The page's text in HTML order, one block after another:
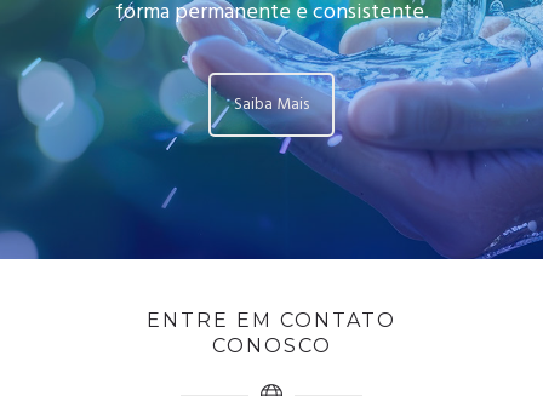
forma permanente e consistente.
Saiba Mais
ENTRE EM CONTATO
CONOSCO